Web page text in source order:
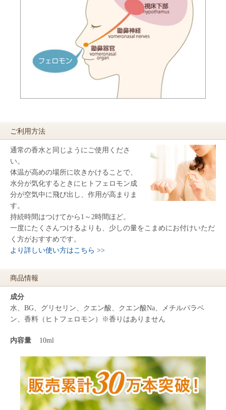
ご利用方法
通常の香水と同じようにご使用くださ
い。
体温が高めの場所に吹きかけることで、
水分が気化するときにヒトフェロモン成
分が空気中に飛び出し、作用が高まりま
す。
持続時間はつけてから1～2時間ほど。
一度にたくさんつけるよりも、少しの量をこまめにお付けいただ
く方がおすすめです。
より詳しい使い方はこちら >>
商品情報
成分
水、BG、グリセリン、クエン酸、クエン酸Na、メチルパラベ
ン、香料（ヒトフェロモン）※香りはありません
内容量 10ml